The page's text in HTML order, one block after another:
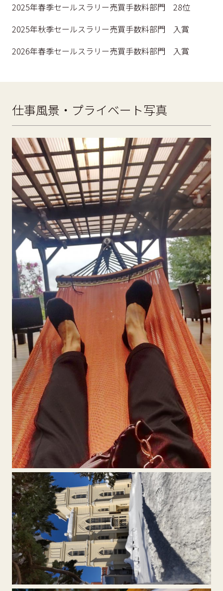
2025年春季セールスラリー売買手数料部門 28位
2025年秋季セールスラリー売買手数料部門 入賞
2026年春季セールスラリー売買手数料部門 入賞
仕事風景・プライベート写真